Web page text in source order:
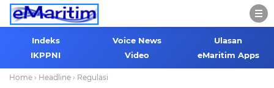
Indeks Voice News
Ulasan
IKPPNI
Video eMaritim Apps
Home › Headline › Regulasi